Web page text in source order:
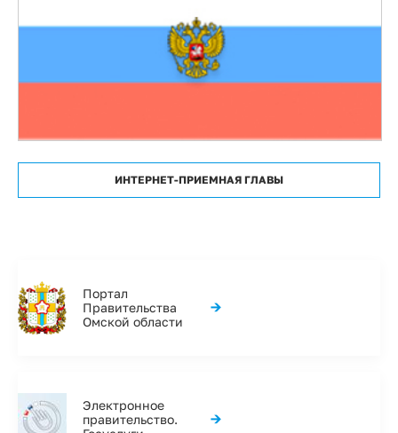
ИНТЕРНЕТ-ПРИЕМНАЯ ГЛАВЫ
Портал
Правительства
Омской области
→
Электронное
правительство.
→